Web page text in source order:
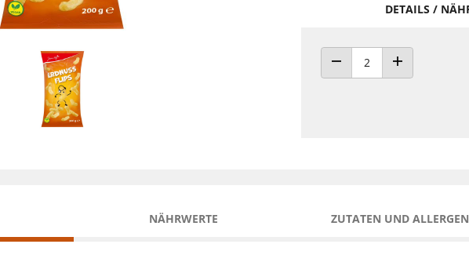
DETAILS /
ANZAHL VERRINGERN
ANZAHL
NÄHRWERTE ZUTATEN UND